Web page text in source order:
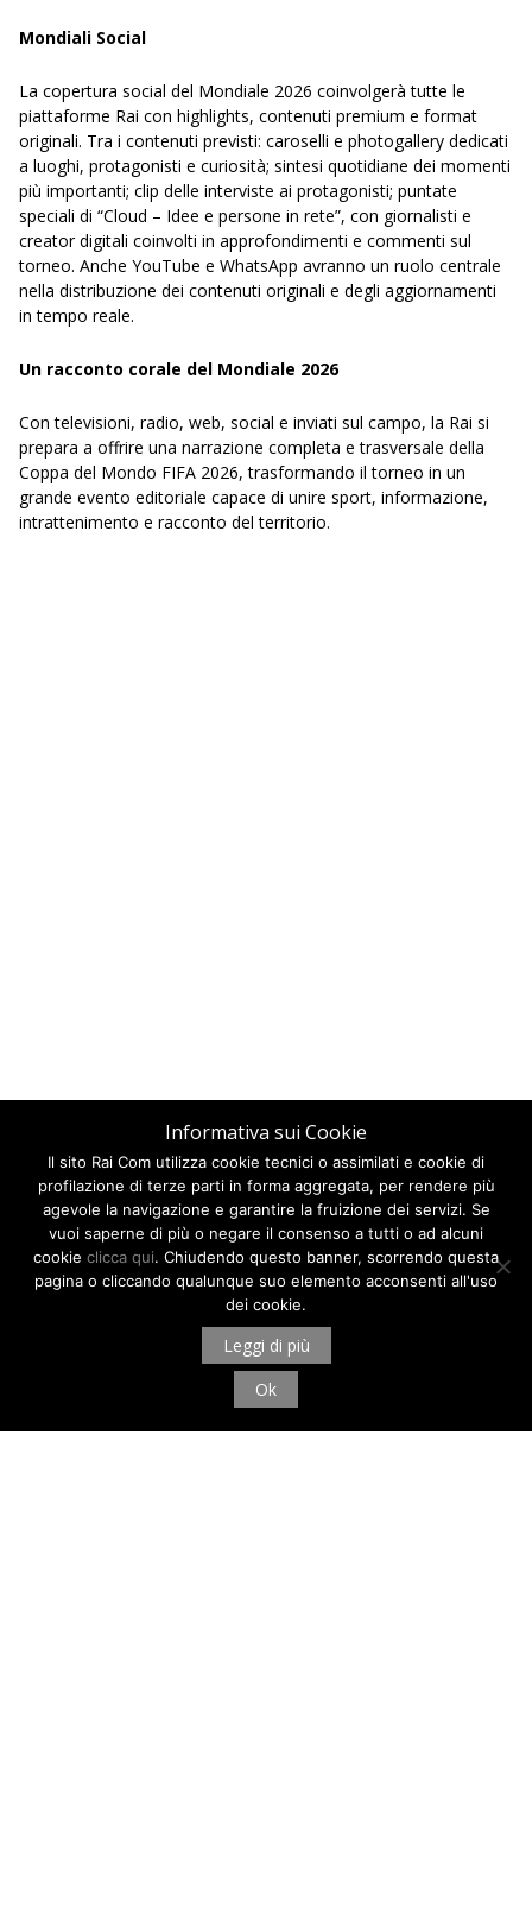
Mondiali Social
La copertura social del Mondiale 2026 coinvolgerà tutte le
piattaforme Rai con highlights, contenuti premium e format
originali. Tra i contenuti previsti: caroselli e photogallery dedicati
a luoghi, protagonisti e curiosità; sintesi quotidiane dei momenti
più importanti; clip delle interviste ai protagonisti; puntate
speciali di “Cloud – Idee e persone in rete”, con giornalisti e
creator digitali coinvolti in approfondimenti e commenti sul
torneo. Anche YouTube e WhatsApp avranno un ruolo centrale
nella distribuzione dei contenuti originali e degli aggiornamenti
in tempo reale.
Un racconto corale del Mondiale 2026
Con televisioni, radio, web, social e inviati sul campo, la Rai si
prepara a offrire una narrazione completa e trasversale della
Coppa del Mondo FIFA 2026, trasformando il torneo in un
grande evento editoriale capace di unire sport, informazione,
intrattenimento e racconto del territorio.
Informativa sui Cookie
Il sito Rai Com utilizza cookie tecnici o assimilati e cookie di
profilazione di terze parti in forma aggregata, per rendere più
agevole la navigazione e garantire la fruizione dei servizi. Se
vuoi saperne di più o negare il consenso a tutti o ad alcuni
cookie clicca qui. Chiudendo questo banner, scorrendo questa
pagina o cliccando qualunque suo elemento acconsenti all'uso
dei cookie.
Leggi di più
Ok